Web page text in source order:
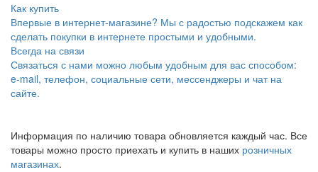
Как купить
Впервые в интернет-магазине? Мы с радостью подскажем как
сделать покупки в интернете простыми и удобными.
Всегда на связи
Связаться с нами можно любым удобным для вас способом:
e-mail, телефон, социальные сети, мессенджеры и чат на
сайте.
Информация по наличию товара обновляется каждый час. Все
товары можно просто приехать и купить в наших розничных
магазинах.